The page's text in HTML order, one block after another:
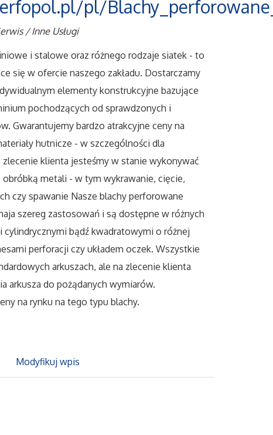
pl/
/ Inne Usługi
i stalowe oraz różnego rodzaje siatek - to
się w ofercie naszego zakładu. Dostarczamy
elementy konstrukcyjne bazujące
pochodzących od sprawdzonych i
Gwarantujemy bardzo atrakcyjne ceny na
hutnicze - w szczególności dla
klienta jesteśmy w stanie wykonywać
metali - w tym wykrawanie, cięcie,
czy spawanie Nasze blachy perforowane
szereg zastosowań i są dostępne w różnych
cylindrycznymi bądź kwadratowymi o różnej
perforacji czy układem oczek. Wszystkie
arkuszach, ale na zlecenie klienta
arkusza do pożądanych wymiarów.
na rynku na tego typu blachy.
Modyfikuj wpis